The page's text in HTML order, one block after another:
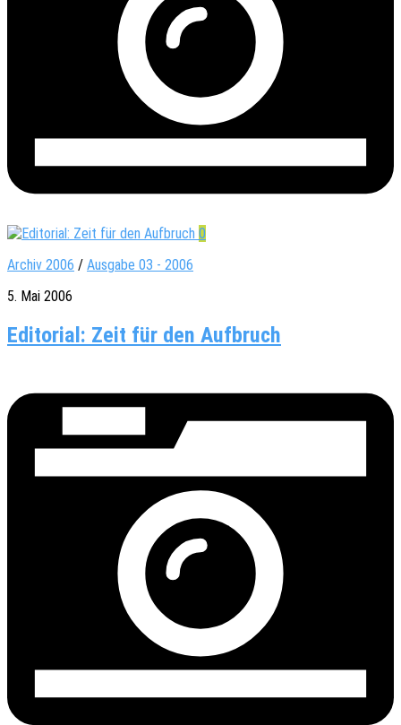
0
Archiv 2006 / Ausgabe 03 - 2006
5. Mai 2006
Editorial: Zeit für den Aufbruch